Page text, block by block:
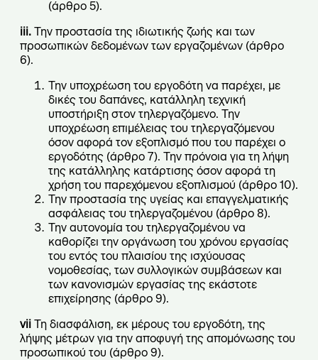
(άρθρο 5).
iii. Την προστασία της ιδιωτικής ζωής και των
προσωπικών δεδομένων των εργαζομένων (άρθρο
6).
Την υποχρέωση του εργοδότη να παρέχει, με
δικές του δαπάνες, κατάλληλη τεχνική
υποστήριξη στον τηλεργαζόμενο. Την
υποχρέωση επιμέλειας του τηλεργαζόμενου
όσον αφορά τον εξοπλισμό που του παρέχει ο
εργοδότης (άρθρο 7). Την πρόνοια για τη λήψη
της κατάλληλης κατάρτισης όσον αφορά τη
χρήση του παρεχόμενου εξοπλισμού (άρθρο 10).
Την προστασία της υγείας και επαγγελματικής
ασφάλειας του τηλεργαζομένου (άρθρο 8).
Την αυτονομία του τηλεργαζομένου να
καθορίζει την οργάνωση του χρόνου εργασίας
του εντός του πλαισίου της ισχύουσας
νομοθεσίας, των συλλογικών συμβάσεων και
των κανονισμών εργασίας της εκάστοτε
επιχείρησης (άρθρο 9).
vii Τη διασφάλιση, εκ μέρους του εργοδότη, της
λήψης μέτρων για την αποφυγή της απομόνωσης του
προσωπικού του (άρθρο 9).